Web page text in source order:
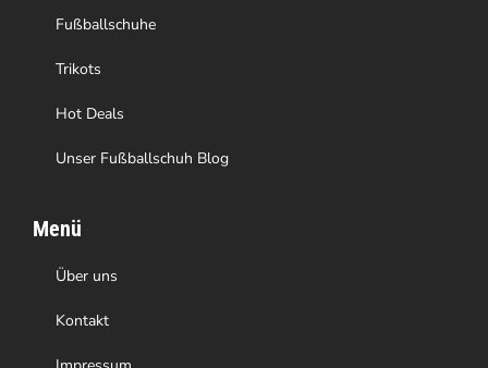
Produktseite
gewählt
werden
Fußballschuhe
Trikots
Hot Deals
Unser Fußballschuh Blog
Menü
Über uns
Kontakt